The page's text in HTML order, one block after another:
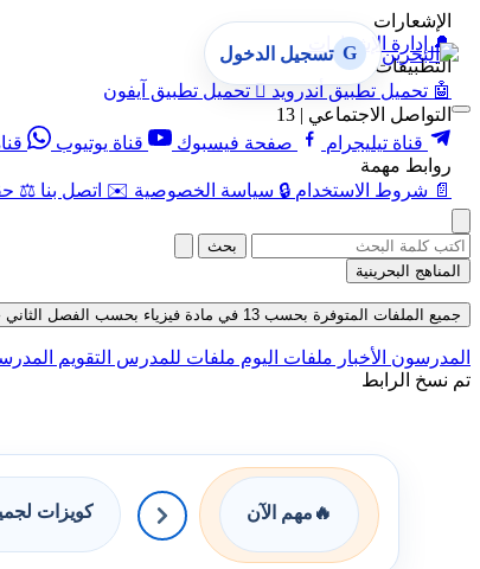
الإشعارات
🔔 إدارة الإشعارات
التطبيقات
🤖 تحميل تطبيق أندرويد  تحميل تطبيق آيفون
التواصل الاجتماعي | 13
قناة تيليجرام
صفحة فيسبوك قناة يوتيوب
روابط مهمة
📄 شروط الاستخدام 🔒 سياسة الخصوصية ✉️ اتصل بنا ⚖️
G تسجيل الدخول
بحث
المناهج البحرينية
جميع الملفات المتوفرة بحسب 13 في مادة فيزياء بحسب الفصل الثاني حتى تاريخ 08-08-2026
المدرسون الأخبار ملفات اليوم ملفات للمدرس التقويم
تم نسخ الرابط
🔥 مهم الآن كويزات